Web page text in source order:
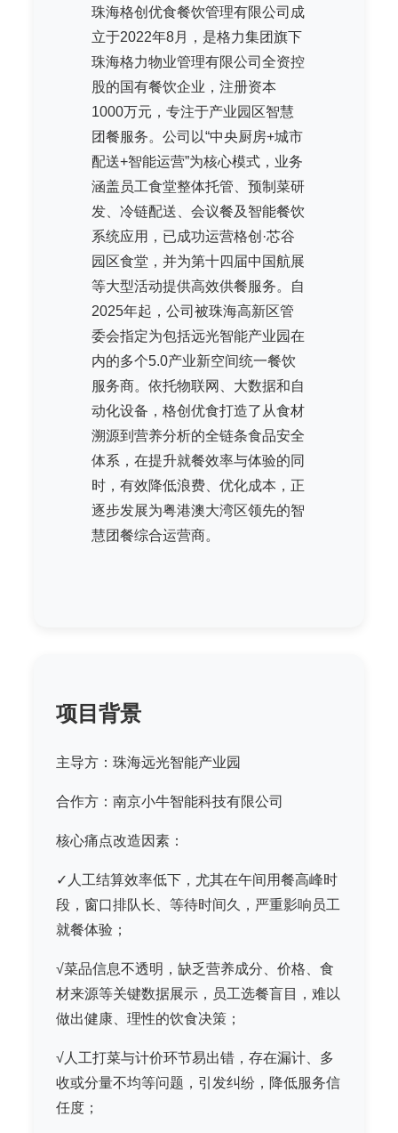
珠海格创优食餐饮管理有限公司成
立于2022年8月，是格力集团旗下
珠海格力物业管理有限公司全资控
股的国有餐饮企业，注册资本
1000万元，专注于产业园区智慧
团餐服务。公司以“中央厨房+城市
配送+智能运营”为核心模式，业务
涵盖员工食堂整体托管、预制菜研
发、冷链配送、会议餐及智能餐饮
系统应用，已成功运营格创·芯谷
园区食堂，并为第十四届中国航展
等大型活动提供高效供餐服务。自
2025年起，公司被珠海高新区管
委会指定为包括远光智能产业园在
内的多个5.0产业新空间统一餐饮
服务商。依托物联网、大数据和自
动化设备，格创优食打造了从食材
溯源到营养分析的全链条食品安全
体系，在提升就餐效率与体验的同
时，有效降低浪费、优化成本，正
逐步发展为粤港澳大湾区领先的智
慧团餐综合运营商。
项目背景
主导方：珠海远光智能产业园
合作方：南京小牛智能科技有限公司
核心痛点改造因素：
✓人工结算效率低下，尤其在午间用餐高峰时
段，窗口排队长、等待时间久，严重影响员工
就餐体验；
√菜品信息不透明，缺乏营养成分、价格、食
材来源等关键数据展示，员工选餐盲目，难以
做出健康、理性的饮食决策；
√人工打菜与计价环节易出错，存在漏计、多
收或分量不均等问题，引发纠纷，降低服务信
任度；